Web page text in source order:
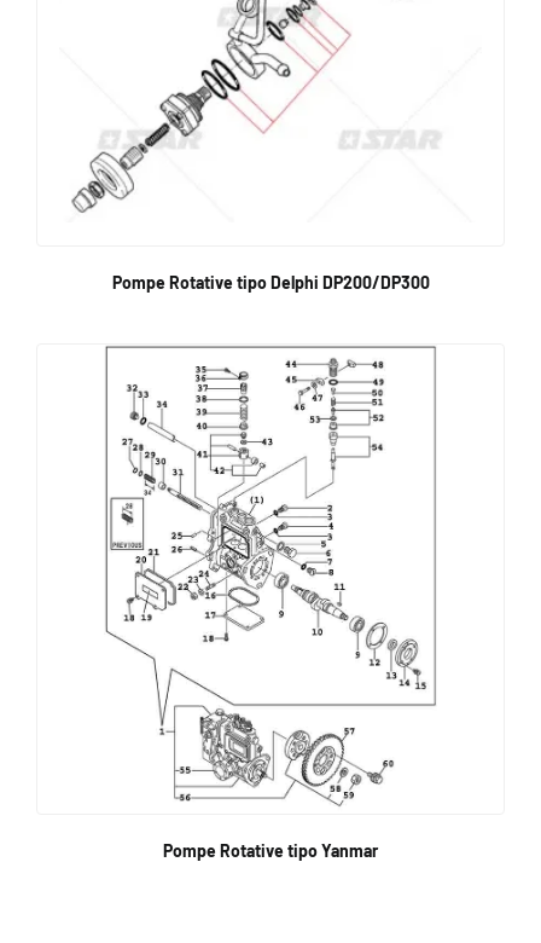
Pompe Rotative tipo Delphi DP200/DP300
Pompe Rotative tipo Yanmar